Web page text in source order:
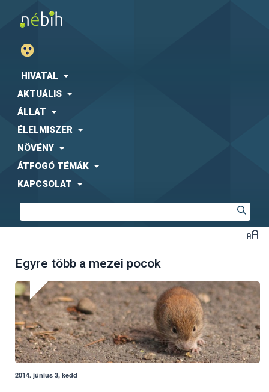
HIVATAL
AKTUÁLIS
ÁLLAT
ÉLELMISZER
NÖVÉNY
ÁTFOGÓ TÉMÁK
KAPCSOLAT
Egyre több a mezei pocok
2014. június 3, kedd